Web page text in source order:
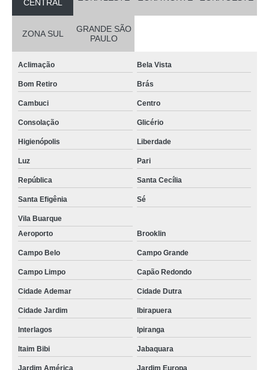
CENTRAL
ZONA SUL
GRANDE SÃO
PAULO
Aclimação Bela Vista
Bom Retiro Brás
Cambuci Centro
Consolação Glicério
Higienópolis Liberdade
Luz Pari
República Santa Cecília
Santa Efigênia Sé
Vila Buarque
Aeroporto
Brooklin
Campo Belo Campo Grande
Campo Limpo Capão Redondo
Cidade Ademar Cidade Dutra
Cidade Jardim Ibirapuera
Interlagos Ipiranga
Itaim Bibi Jabaquara
Jardim América Jardim Europa